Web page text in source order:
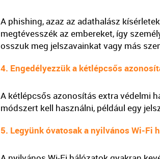
A phishing, azaz az adathalász
megtévesszék az embereket, így
osszuk meg jelszavainkat vagy más
4. Engedélyezzük a kétlépcsős
A kétlépcsős azonosítás extra védelmi
módszert kell használni, például egy
5. Legyünk óvatosak a nyilvános Wi-Fi